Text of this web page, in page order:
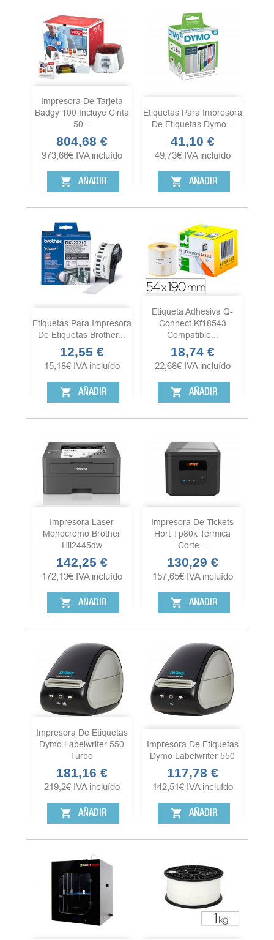
Impresora De Tarjeta
Badgy 100 Incluye Cinta
50...
Precio
804,68 €
973,66€ IVA incluído
shopping_cart AÑADIR
Etiquetas Para Impresora
De Etiquetas Dymo...
Precio
41,10 €
49,73€ IVA incluído
shopping_cart AÑADIR
Etiquetas Para Impresora
De Etiquetas Brother...
Precio
12,55 €
15,18€ IVA incluído
shopping_cart AÑADIR
Etiqueta Adhesiva Q-
Connect Kf18543
Compatible...
Precio
18,74 €
22,68€ IVA incluído
shopping_cart AÑADIR
Impresora Laser
Monocromo Brother
Hll2445dw
Precio
142,25 €
172,13€ IVA incluído
shopping_cart AÑADIR
Impresora De Tickets
Hprt Tp80k Termica
Corte...
Precio
130,29 €
157,65€ IVA incluído
shopping_cart AÑADIR
Impresora De Etiquetas
Dymo Labelwriter 550
Turbo
Precio
181,16 €
219,2€ IVA incluído
shopping_cart AÑADIR
Impresora De Etiquetas
Dymo Labelwriter 550
Precio
117,78 €
142,51€ IVA incluído
shopping_cart AÑADIR